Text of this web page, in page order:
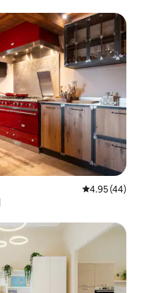
平均评分
4.95 (44)